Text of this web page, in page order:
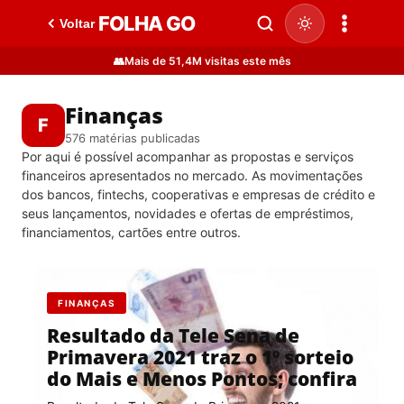
Voltar FOLHA GO
👥Mais de 51,4M visitas este mês
F Finanças
576 matérias publicadas
Por aqui é possível acompanhar as propostas e serviços
financeiros apresentados no mercado. As movimentações
dos bancos, fintechs, cooperativas e empresas de crédito e
seus lançamentos, novidades e ofertas de empréstimos,
financiamentos, cartões entre outros.
FINANÇAS
Resultado da Tele Sena de
Primavera 2021 traz o 1º sorteio
do Mais e Menos Pontos; confira